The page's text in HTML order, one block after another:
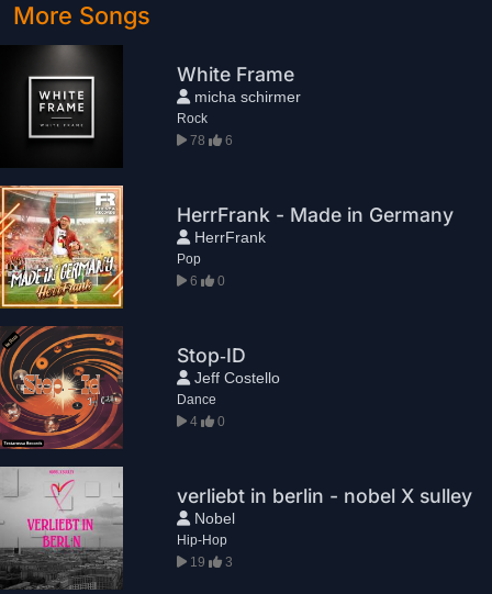
More Songs
White Frame
micha schirmer
Rock
78
6
HerrFrank - Made in Germany
HerrFrank
Pop
6
0
Stop‑ID
Jeff Costello
Dance
4
0
verliebt in berlin - nobel X sulley
Nobel
Hip-Hop
19
3